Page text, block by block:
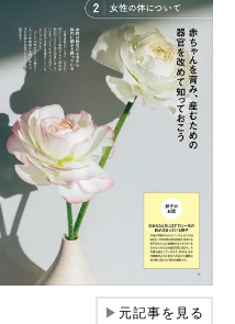
▶元記事を見る